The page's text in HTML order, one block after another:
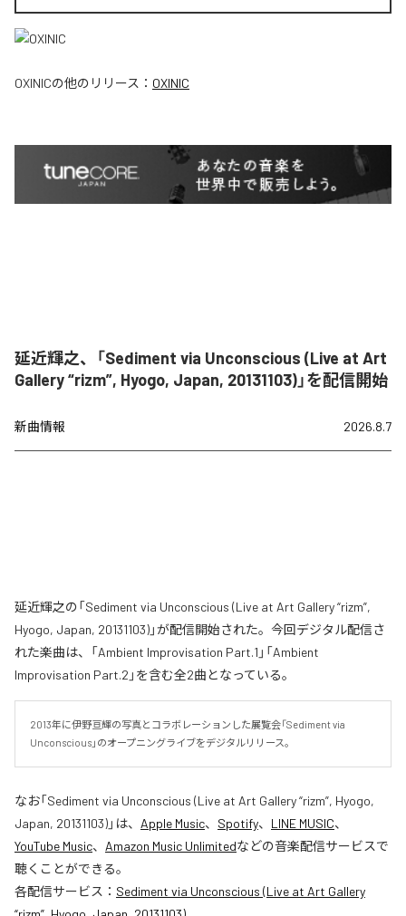
OXINICの他のリリース： OXINIC
延近輝之、「Sediment via Unconscious (Live at Art
Gallery “rizm”, Hyogo, Japan, 20131103)」を配信開始
新曲情報 2026.8.7
延近輝之の「Sediment via Unconscious (Live at Art Gallery “rizm”,
Hyogo, Japan, 20131103)」が配信開始された。今回デジタル配信さ
れた楽曲は、「Ambient Improvisation Part.1」「Ambient
Improvisation Part.2」を含む全2曲となっている。
2013年に伊野亘輝の写真とコラボレーションした展覧会「Sediment via
Unconscious」のオープニングライブをデジタルリリース。
なお「Sediment via Unconscious (Live at Art Gallery “rizm”, Hyogo,
Japan, 20131103)」は、 Apple Music、 Spotify、 LINE MUSIC、
YouTube Music、 Amazon Music Unlimitedなどの音楽配信サービスで
聴くことができる。
各配信サービス： Sediment via Unconscious (Live at Art Gallery